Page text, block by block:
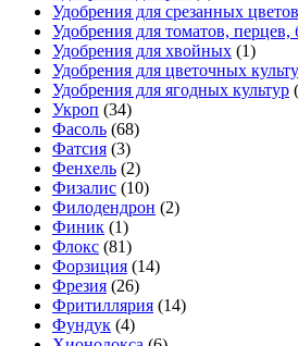
Удобрения для срезанных цветов
Удобрения для томатов, перцев,
Удобрения для хвойных (1)
Удобрения для цветочных
Удобрения для ягодных культур
Укроп (34)
Фасоль (68)
Фатсия (3)
Фенхель (2)
Физалис (10)
Филодендрон (2)
Финик (1)
Флокс (81)
Форзиция (14)
Фрезия (26)
Фритиллярия (14)
Фундук (4)